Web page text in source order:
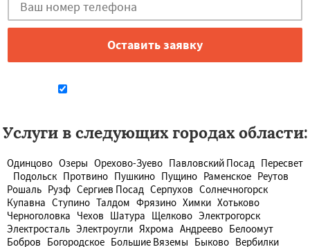
Услуги в следующих городах области:
Одинцово Озеры Орехово-Зуево Павловский Посад Пересвет
Подольск Протвино Пушкино Пущино Раменское Реутов
Рошаль Рузф Сергиев Посад Серпухов Солнечногорск
Купавна Ступино Талдом Фрязино Химки Хотьково
Черноголовка Чехов Шатура Щелково Электрогорск
Электросталь Электроугли Яхрома Андреево Белоомут
Бобров Богородское Большие Вяземы Быково Вербилки